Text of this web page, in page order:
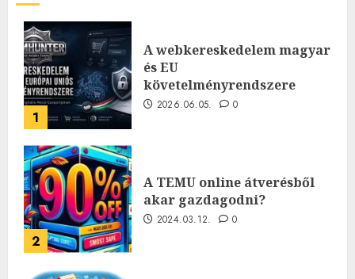
1
A webkereskedelem magyar
és EU
követelményrendszere
2026.06.05. 0
2
A TEMU online átverésből
akar gazdagodni?
2024.03.12. 0